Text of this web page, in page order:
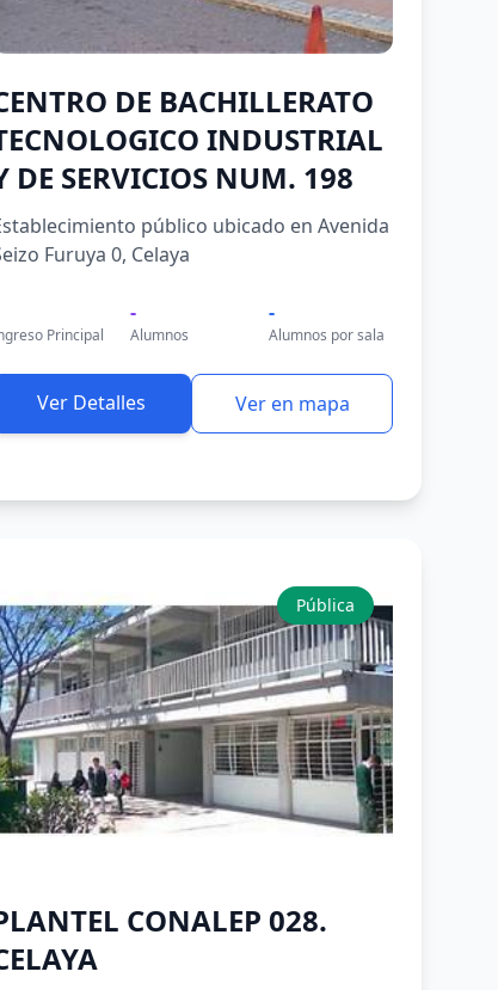
DE BACHILLERATO
INDUSTRIAL
DE SERVICIOS NUM. 198
público ubicado en Avenida
Furuya 0, Celaya
Principal
-
Alumnos
-
Alumnos por sala
Ver Detalles Ver en mapa
Pública
CONALEP 028.